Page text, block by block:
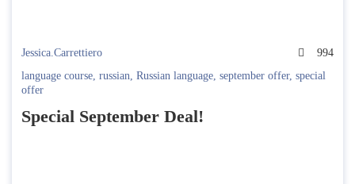
Jessica.Carrettiero
994
language course, russian, Russian language, september offer, special
offer
Special September Deal!